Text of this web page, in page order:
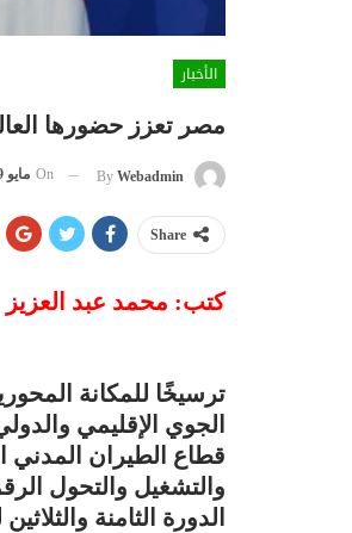
الأخبار
مصر تعزز حضورها العالمي باستضافة
By Webadmin
On مايو 19, 2026
Share
️كتب: محمد عبد العزيز
ترسيخًا للمكانة
الجوي الإقليمي
قطاع الطيران المدني
والتشغيل والتحول